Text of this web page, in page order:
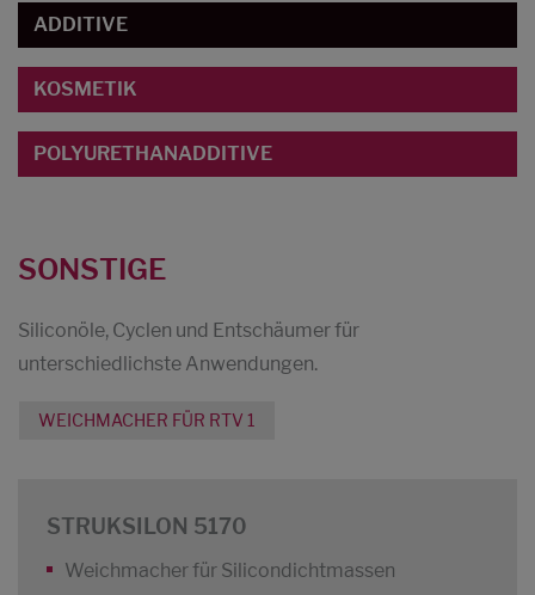
ADDITIVE
KOSMETIK
POLYURETHANADDITIVE
SONSTIGE
Siliconöle, Cyclen und Entschäumer für
unterschiedlichste Anwendungen.
WEICHMACHER FÜR RTV 1
STRUKSILON 5170
Weichmacher für Silicondichtmassen